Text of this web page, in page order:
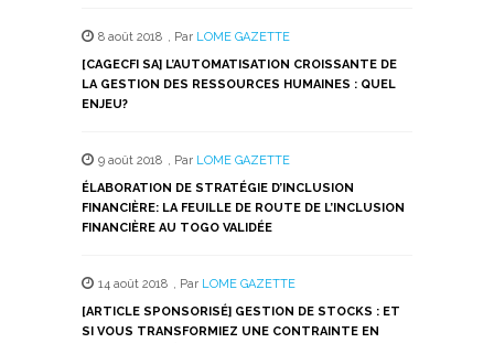
8 août 2018 , Par LOME GAZETTE
[CAGECFI SA] L’AUTOMATISATION CROISSANTE DE
LA GESTION DES RESSOURCES HUMAINES : QUEL
ENJEU?
9 août 2018 , Par LOME GAZETTE
ÉLABORATION DE STRATÉGIE D’INCLUSION
FINANCIÈRE: LA FEUILLE DE ROUTE DE L’INCLUSION
FINANCIÈRE AU TOGO VALIDÉE
14 août 2018 , Par LOME GAZETTE
[ARTICLE SPONSORISÉ] GESTION DE STOCKS : ET
SI VOUS TRANSFORMIEZ UNE CONTRAINTE EN